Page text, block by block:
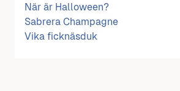
När är Halloween?
Sabrera Champagne
Vika ficknäsduk